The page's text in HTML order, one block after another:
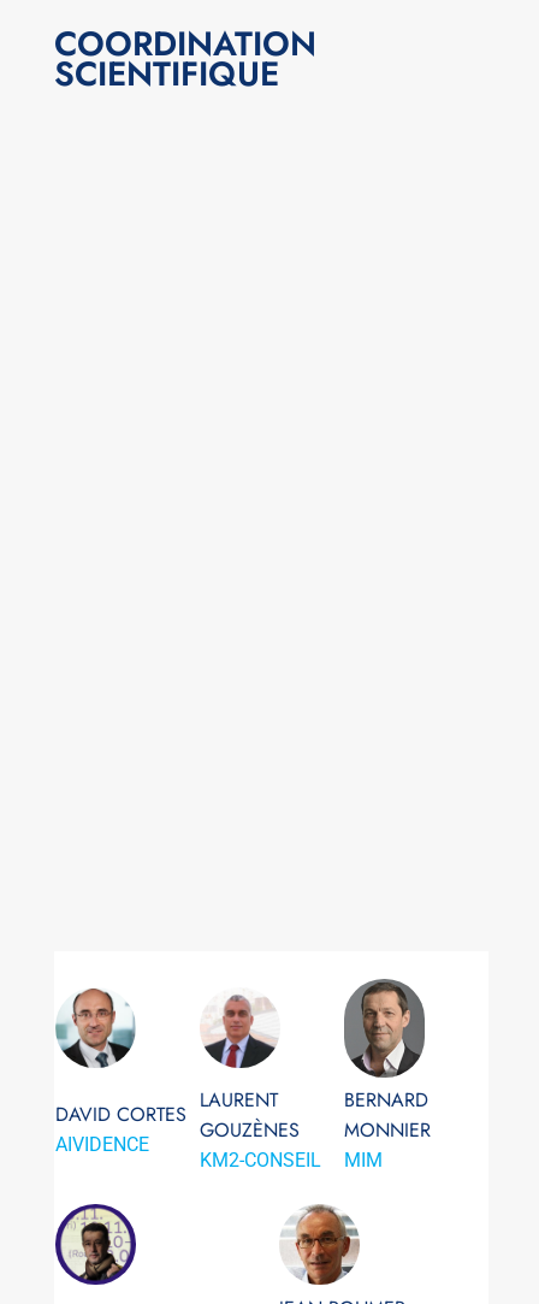
COORDINATION
SCIENTIFIQUE
DAVID CORTES
AIVIDENCE
LAURENT
GOUZÈNES
KM2-CONSEIL
BERNARD
MONNIER
MIM